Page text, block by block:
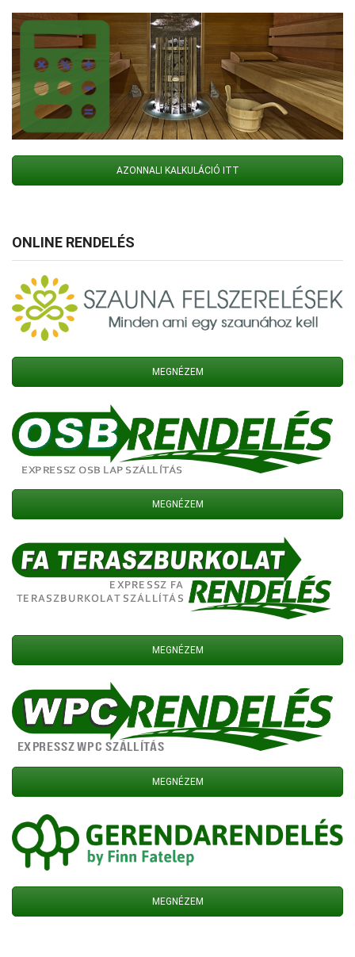
AZONNALI KALKULÁCIÓ ITT
ONLINE RENDELÉS
MEGNÉZEM
MEGNÉZEM
MEGNÉZEM
MEGNÉZEM
MEGNÉZEM